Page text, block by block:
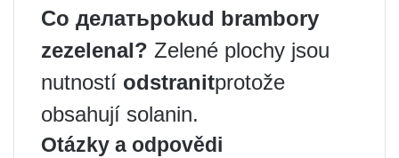
Co делатьpokud brambory
zezelenal? Zelené plochy jsou
nutností odstranitprotože
obsahují solanin.
Otázky a odpovědi